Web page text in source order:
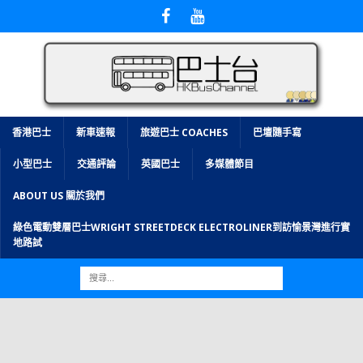
香港巴士 新車速報 旅遊巴士 COACHES 巴壇隨手寫
小型巴士 交通評論 英國巴士 多媒體節目
ABOUT US 關於我們
綠色電動雙層巴士WRIGHT STREETDECK ELECTROLINER到訪愉景灣進行實
地路試